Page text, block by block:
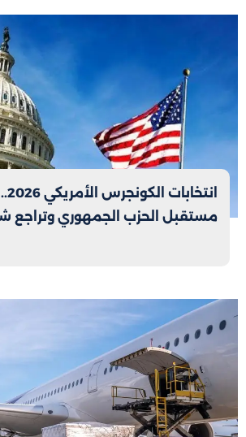
مستقبل الحزب الجمهوري وتراجع